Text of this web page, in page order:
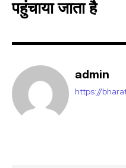
I've read and accept the
पहुंचाया जाता है
admin
https://